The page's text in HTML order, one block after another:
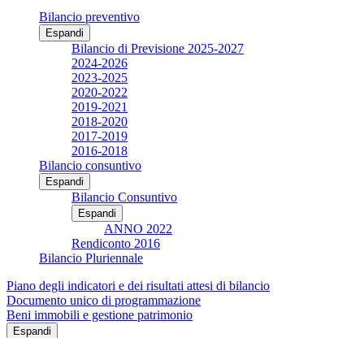
Bilancio preventivo
Espandi
Bilancio di Previsione 2025-2027
2024-2026
2023-2025
2020-2022
2019-2021
2018-2020
2017-2019
2016-2018
Bilancio consuntivo
Espandi
Bilancio Consuntivo
Espandi
ANNO 2022
Rendiconto 2016
Bilancio Pluriennale
Piano degli indicatori e dei risultati attesi di bilancio
Documento unico di programmazione
Beni immobili e gestione patrimonio
Espandi